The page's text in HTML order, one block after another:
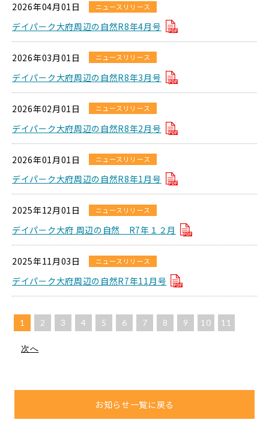
2026年04月01日 ニュースリリース
デイパーク大府周辺の自然R8年4月号
2026年03月01日 ニュースリリース
デイパーク大府周辺の自然R8年3月号
2026年02月01日 ニュースリリース
デイパーク大府周辺の自然R8年2月号
2026年01月01日 ニュースリリース
デイパーク大府周辺の自然R8年1月号
2025年12月01日 ニュースリリース
デイパーク大府 周辺の自然 R7年１２月
2025年11月03日 ニュースリリース
デイパーク大府周辺の自然R7年11月号
1 2 3 4 5 6 7 8 9 10 11
次へ
お知らせ一覧に戻る